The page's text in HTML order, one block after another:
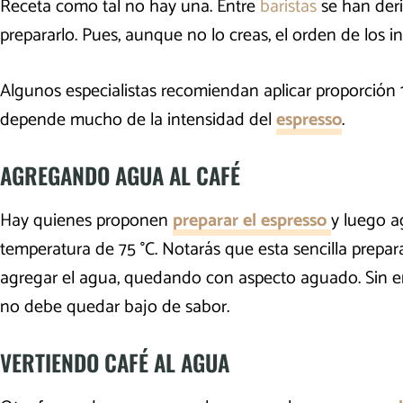
Receta como tal no hay una. Entrebaristasse han
prepararlo. Pues, aunque no lo creas, el orden de los
Algunos especialistas recomiendan aplicar proporción
depende mucho de la intensidad delespresso.
AGREGANDO AGUA AL CAFÉ
Hay quienes proponen preparar el espressoy luego
temperatura de 75 °C. Notarás que esta sencilla
agregar el agua, quedando con aspecto aguado. Sin
no debe quedar bajo de sabor.
VERTIENDO CAFÉ AL AGUA